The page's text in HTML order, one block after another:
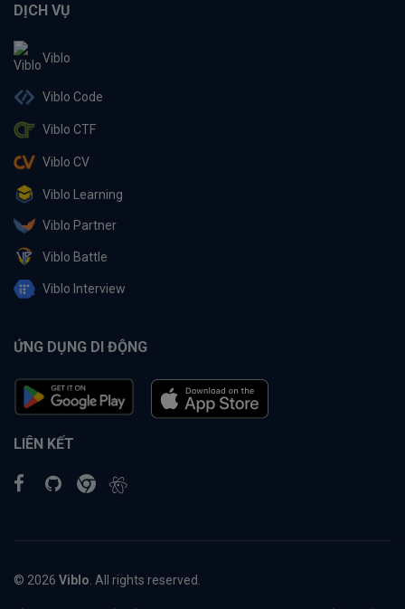
DỊCH VỤ
Viblo
Viblo Code
Viblo CTF
Viblo CV
Viblo Learning
Viblo Partner
Viblo Battle
Viblo Interview
ỨNG DỤNG DI ĐỘNG
LIÊN KẾT
© 2026 Viblo . All rights reserved.